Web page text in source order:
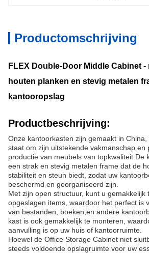
Productomschrijving
FLEX Double-Door Middle Cabinet
houten planken en stevig metalen
kantooropslag
Productbeschrijving:
Onze kantoorkasten zijn gemaakt in
staat om zijn uitstekende vakmanschap en
productie van meubels van topkwaliteit.De
een strak en stevig metalen frame dat de
stabiliteit en steun biedt, zodat uw
beschermd en georganiseerd zijn.
Met zijn open structuur, kunt u gemakkelijk
opgeslagen items, waardoor het perfect is
van bestanden, boeken,en andere
kast is ook gemakkelijk te monteren,
aanvulling is op uw huis of kantoorruimte.
Hoewel de Office Storage Cabinet niet
steeds voldoende opslagruimte voor uw